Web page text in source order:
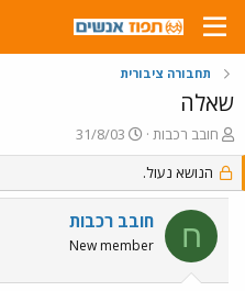
תחבורה ציבורית
שאלה
פ
ו
ת
ח
נ
חובב רכבות
פ
ו
ס
ם
ב
ת
31/8/03
הנושא נעול.
ח חובב רכבות
New member